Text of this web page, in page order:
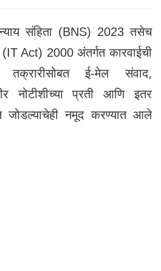
न्याय संहिता (BNS) 2023 तसेच
(IT Act) 2000 अंतर्गत कारवाईची
ई-मेल संवाद,
नोटीशीच्या प्रती आणि इतर
जोडल्याचेही नमूद करण्यात आले